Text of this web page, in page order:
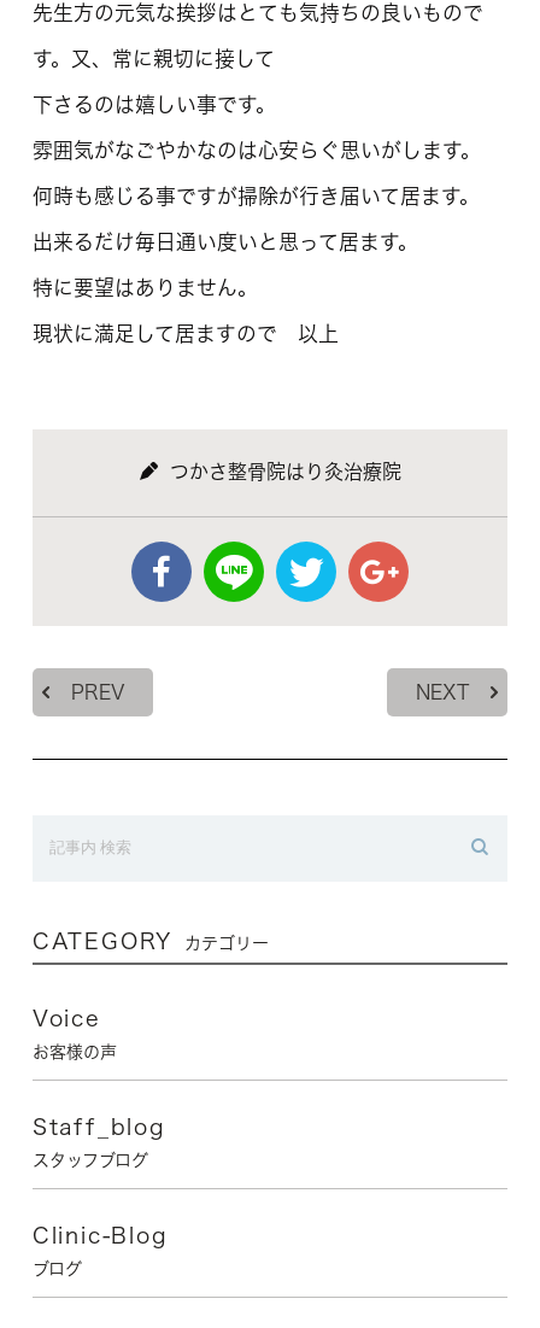
先生方の元気な挨拶はとても気持ちの良いもので
す。又、常に親切に接して
下さるのは嬉しい事です。
雰囲気がなごやかなのは心安らぐ思いがします。
何時も感じる事ですが掃除が行き届いて居ます。
出来るだけ毎日通い度いと思って居ます。
特に要望はありません。
現状に満足して居ますので 以上
つかさ整骨院はり灸治療院
PREV NEXT
CATEGORY カテゴリー
Voice
お客様の声
Staff_blog
スタッフブログ
Clinic-Blog
ブログ